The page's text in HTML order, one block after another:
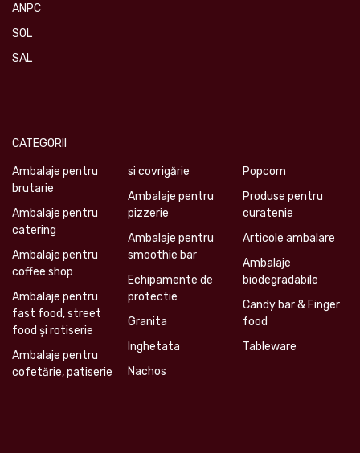
ANPC
SOL
SAL
CATEGORII
Ambalaje pentru
brutarie
Ambalaje pentru
catering
Ambalaje pentru
coffee shop
Ambalaje pentru
fast food, street
food și rotiserie
Ambalaje pentru
cofetărie, patiserie
si covrigărie
Ambalaje pentru
pizzerie
Ambalaje pentru
smoothie bar
Echipamente de
protectie
Granita
Inghetata
Nachos
Popcorn
Produse pentru
curatenie
Articole ambalare
Ambalaje
biodegradabile
Candy bar & Finger
food
Tableware